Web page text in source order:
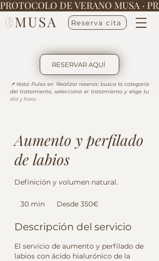
Reserva cita
PROTOCOLO DE VERANO MUSA ·
RESERVAR AQUÍ
📌 Nota: Pulsa en 'Realizar reserva', busca la categoría
del tratamiento, selecciona el tratamiento y elige tu
día y hora.
Aumento y perfilado
de labios
Definición y volumen natural.
30 min
m
i
n
350€Desde 350€
Descripción del servicio
El servicio de aumento y perfilado de
labios con ácido hialurónico de la